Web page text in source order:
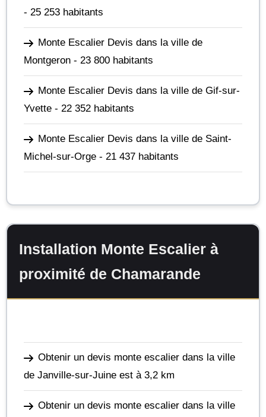
- 25 253 habitants
Monte Escalier Devis dans la ville de
Montgeron - 23 800 habitants
Monte Escalier Devis dans la ville de Gif-sur-
Yvette - 22 352 habitants
Monte Escalier Devis dans la ville de Saint-
Michel-sur-Orge - 21 437 habitants
Installation Monte Escalier à
proximité de Chamarande
Obtenir un devis monte escalier dans la ville
de Janville-sur-Juine est à 3,2 km
Obtenir un devis monte escalier dans la ville